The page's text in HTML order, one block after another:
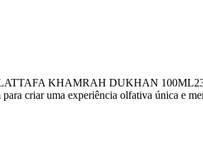
KHAMRAH DUKHAN
criar uma experiência olfativa única e